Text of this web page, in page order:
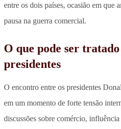
entre os dois países, ocasião em que
pausa na guerra comercial.
O que pode ser
presidentes
O encontro entre os presidentes
em um momento de forte tensão
discussões sobre comércio,